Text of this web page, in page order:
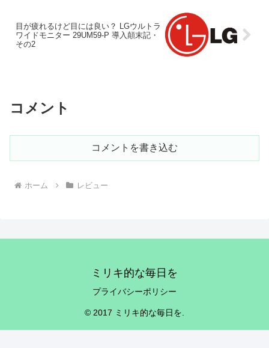
目が疲れるけど目には良い？ LGウルトラ
ワイドモニター 29UM59-P 導入顛末記・
その2
コメント
コメントを書き込む
ホーム レビュー
ミリキ的な毎日を
プライバシーポリシー
© 2017 ミリキ的な毎日を.